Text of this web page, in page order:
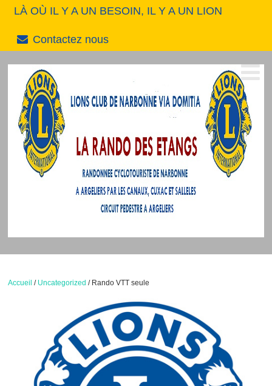
LÀ OÙ IL Y A UN BESOIN, IL Y A UN LION
Contactez nous
Accueil / Uncategorized / Rando VTT seule